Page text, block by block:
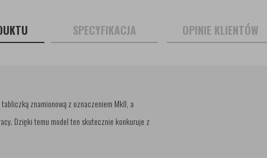
SPECYFIKACJA OPINIE KLIENTÓW
znamionową z oznaczeniem MkII, a
Dzięki temu model ten skutecznie konkuruje z